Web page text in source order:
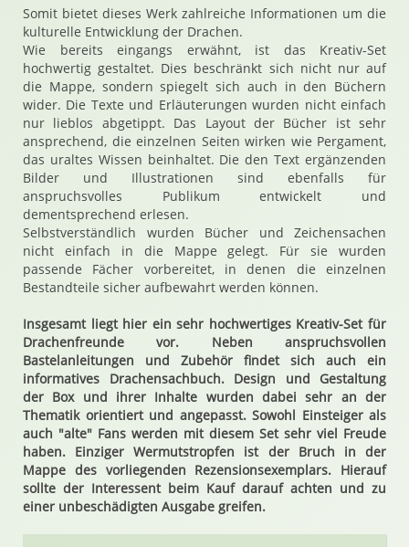
Somit bietet dieses Werk zahlreiche Informationen um die
kulturelle Entwicklung der Drachen.
Wie bereits eingangs erwähnt, ist das Kreativ-Set
hochwertig gestaltet. Dies beschränkt sich nicht nur auf
die Mappe, sondern spiegelt sich auch in den Büchern
wider. Die Texte und Erläuterungen wurden nicht einfach
nur lieblos abgetippt. Das Layout der Bücher ist sehr
ansprechend, die einzelnen Seiten wirken wie Pergament,
das uraltes Wissen beinhaltet. Die den Text ergänzenden
Bilder und Illustrationen sind ebenfalls für
anspruchsvolles Publikum entwickelt und
dementsprechend erlesen.
Selbstverständlich wurden Bücher und Zeichensachen
nicht einfach in die Mappe gelegt. Für sie wurden
passende Fächer vorbereitet, in denen die einzelnen
Bestandteile sicher aufbewahrt werden können.
Insgesamt liegt hier ein sehr hochwertiges Kreativ-Set für
Drachenfreunde vor. Neben anspruchsvollen
Bastelanleitungen und Zubehör findet sich auch ein
informatives Drachensachbuch. Design und Gestaltung
der Box und ihrer Inhalte wurden dabei sehr an der
Thematik orientiert und angepasst. Sowohl Einsteiger als
auch "alte" Fans werden mit diesem Set sehr viel Freude
haben. Einziger Wermutstropfen ist der Bruch in der
Mappe des vorliegenden Rezensionsexemplars. Hierauf
sollte der Interessent beim Kauf darauf achten und zu
einer unbeschädigten Ausgabe greifen.